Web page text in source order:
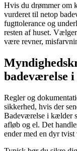
Hvis du drømmer om
vurderet til netop
fugttolerance og
resten af huset.
være revner,
badeværelse
Regler og
sikkerhed, hvis der
Badeværelse i kælder
afløb og el. Det
ender med en dyr tvist